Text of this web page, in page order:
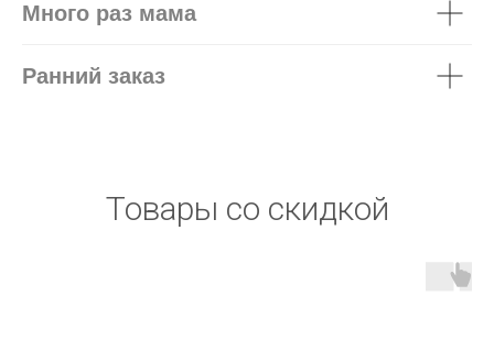
Много раз мама
Ранний заказ
Товары со скидкой